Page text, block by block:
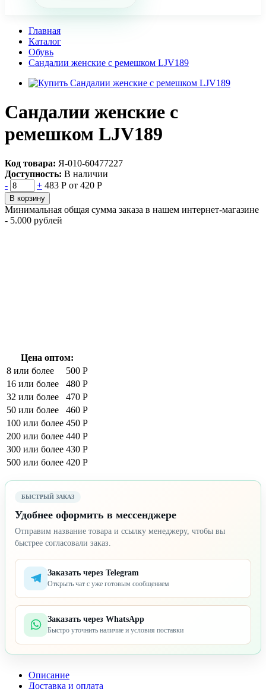
Главная
Каталог
Обувь
Сандалии женские с ремешком LJV189
Сандалии женские с
ремешком LJV189
Код товара: Я-010-60477227
Доступность: В наличии
-
+ 483 Р от 420 Р
В корзину
Минимальная общая сумма заказа в нашем интернет-магазине
- 5.000 рублей
Цена оптом:
8 или более
500 Р
16 или более
480 Р
32 или более
470 Р
50 или более
460 Р
100 или более 450 Р
200 или более 440 Р
300 или более 430 Р
500 или более 420 Р
БЫСТРЫЙ ЗАКАЗ
Удобнее оформить в мессенджере
Отправим название товара и ссылку менеджеру, чтобы вы
быстрее согласовали заказ.
Заказать через Telegram
Открыть чат с уже готовым сообщением
Заказать через WhatsApp
Быстро уточнить наличие и условия поставки
Описание
Доставка и оплата